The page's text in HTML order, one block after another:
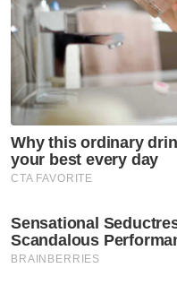
Nasional
jaga
aliran
Nasional
bebas